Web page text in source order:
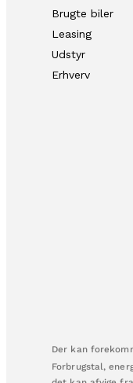
Brugte biler
Leasing
Udstyr
Erhverv
Der kan
Forbrugstal,